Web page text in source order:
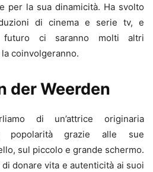
per la sua dinamicità. Ha svolto
di cinema e serie tv, e
futuro ci saranno molti altri
coinvolgeranno.
der Weerden
di un’attrice originaria
popolarità grazie alle sue
sul piccolo e grande schermo.
donare vita e autenticità ai suoi